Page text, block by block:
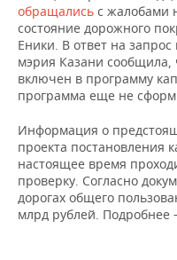
ВОЛЕЙБОЛ
КИБЕРСПОРТ
ФИГУРНОЕ КАТАНИЕ
ВОДНЫЕ ВИДЫ
ХОККЕЙ С МЯЧОМ
ИСТОРИЯ
КУЛЬТУРА
МЕДИЦИНА
ОБРАЗОВАНИЕ
ПРОИСШЕСТВИЯ
СПИСОК ПЕРСОН
СПИСОК КОМПАНИЙ
ПОЛНАЯ ВЕРСИЯ
обращались с жалобами
состояние дорожного
Еники. В ответ на
мэрия Казани сообщила,
включен в программу
программа еще не
Информация о
проекта постановления
настоящее время
проверку. Согласно
дорогах общего
млрд рублей. Подробнее